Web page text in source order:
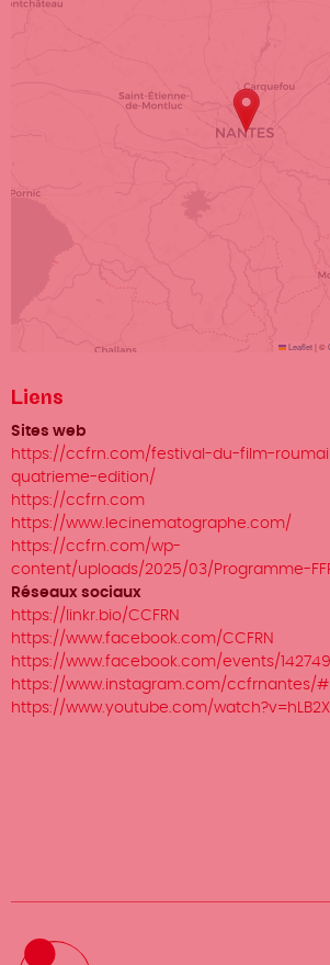
Leaflet| ©
Liens
Sites web
https://ccfrn.com/festival-du-film-
quatrieme-edition/
https://ccfrn.com
https://www.lecinematographe.com/
https://ccfrn.com/wp-
content/uploads/2025/03/Programme-
Réseaux sociaux
https://linkr.bio/CCFRN
https://www.facebook.com/CCFRN
https://www.facebook.com/events/
https://www.instagram.com/ccfrnantes/#
https://www.youtube.com/